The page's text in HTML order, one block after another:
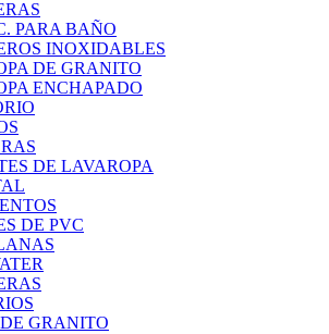
PARA BAÑO
INOXIDABLES
DE GRANITO
ENCHAPADO
DE LAVAROPA
DE PVC
GRANITO